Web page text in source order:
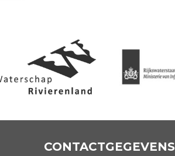
CONTACTGEGEVENS